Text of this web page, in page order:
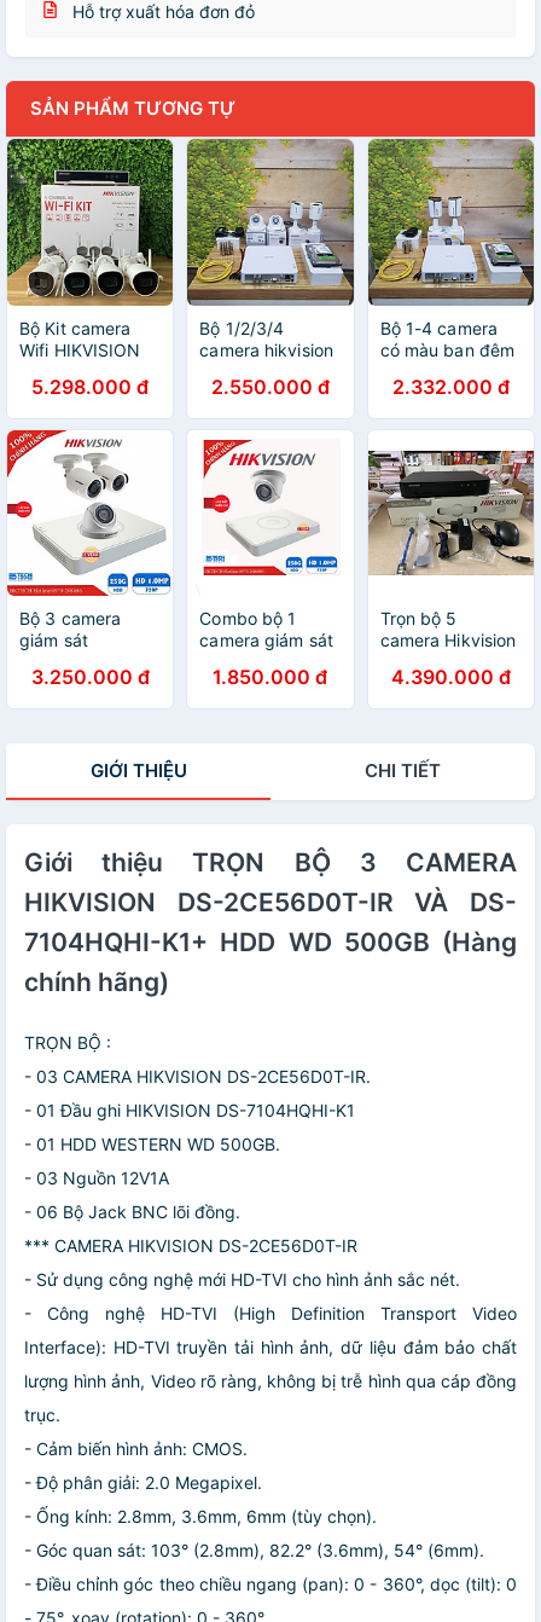
Hỗ trợ xuất hóa đơn đỏ
SẢN PHẨM TƯƠNG TỰ
Bộ Kit camera
Wifi HIKVISION
CAMERA + 1 Đầu
ghi + 1 Ổ cứng
1.000 GB) - Hàng
chính hãng
5.298.000 đ
Bộ 1/2/3/4
camera hikvision
full hd vỏ nhựa -
Hàng chính hãng
2.550.000 đ
Bộ 1-4 camera
có màu ban đêm
Hàng chính hãng
2.332.000 đ
Bộ 3 camera
giám sát
HÀNG CHÍNH
HÃNG
3.250.000 đ
Combo bộ 1
camera giám sát
hàng chính hãng
1.850.000 đ
Trọn bộ 5
camera Hikvision
Hàng chính hãng
4.390.000 đ
GIỚI THIỆU CHI TIẾT
Giới thiệu TRỌN BỘ 3 CAMERA
HIKVISION DS-2CE56D0T-IR VÀ DS-
7104HQHI-K1+ HDD WD 500GB (Hàng
chính hãng)
TRỌN BỘ :
- 03 CAMERA HIKVISION DS-2CE56D0T-IR.
- 01 Đầu ghi HIKVISION DS-7104HQHI-K1
- 01 HDD WESTERN WD 500GB.
- 03 Nguồn 12V1A
- 06 Bộ Jack BNC lõi đồng.
*** CAMERA HIKVISION DS-2CE56D0T-IR
- Sử dụng công nghệ mới HD-TVI cho hình ảnh sắc nét.
- Công nghệ HD-TVI (High Definition Transport Video
Interface): HD-TVI truyền tải hình ảnh, dữ liệu đảm bảo chất
lượng hình ảnh, Video rõ ràng, không bị trễ hình qua cáp đồng
trục.
- Cảm biến hình ảnh: CMOS.
- Độ phân giải: 2.0 Megapixel.
- Ống kính: 2.8mm, 3.6mm, 6mm (tùy chọn).
- Góc quan sát: 103° (2.8mm), 82.2° (3.6mm), 54° (6mm).
- Điều chỉnh góc theo chiều ngang (pan): 0 - 360°, dọc (tilt): 0
- 75°, xoay (rotation): 0 - 360°.